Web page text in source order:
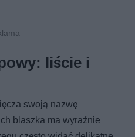
liście i
swoją nazwę
blaszka ma wyraźnie